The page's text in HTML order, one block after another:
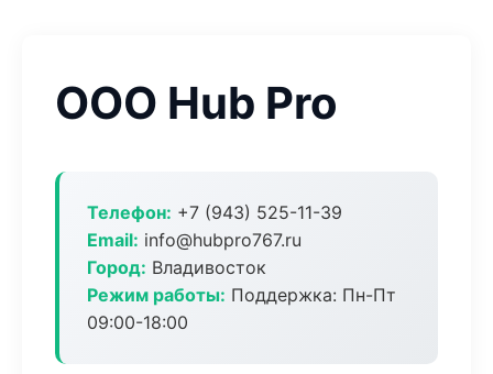
ООО Hub Pro
Телефон: +7 (943) 525-11-39
Email: info@hubpro767.ru
Город: Владивосток
Режим работы: Поддержка: Пн-Пт
09:00-18:00